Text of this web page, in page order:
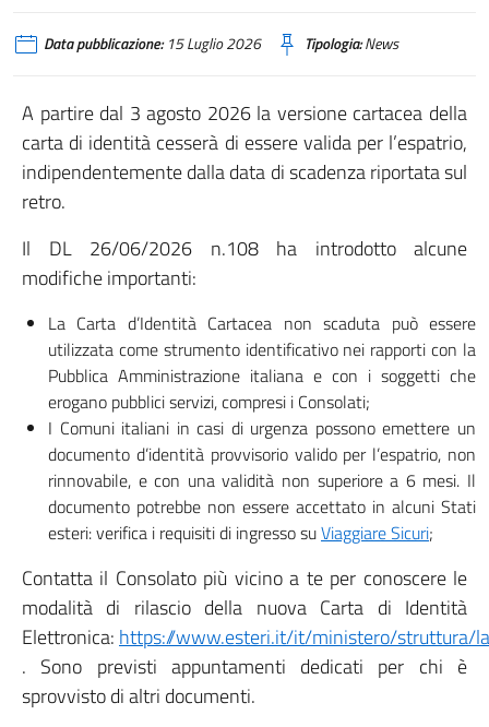
Data pubblicazione:15 Luglio 2026 Tipologia:News
A partire dal 3 agosto 2026 la versione cartacea della
carta di identità cesserà di essere valida per l’espatrio,
indipendentemente dalla data di scadenza riportata sul
retro.
Il DL 26/06/2026 n.108 ha introdotto alcune
modifiche importanti:
La Carta d’Identità Cartacea non scaduta può essere
utilizzata come strumento identificativo nei rapporti con la
Pubblica Amministrazione italiana e con i soggetti che
erogano pubblici servizi, compresi i Consolati;
I Comuni italiani in casi di urgenza possono emettere un
documento d’identità provvisorio valido per l’espatrio, non
rinnovabile, e con una validità non superiore a 6 mesi. Il
documento potrebbe non essere accettato in alcuni Stati
esteri: verifica i requisiti di ingresso suViaggiare Sicuri;
Contatta il Consolato più vicino a te per conoscere le
modalità di rilascio della nuova Carta di Identità
Elettronica: https://www.esteri.it/it/ministero/struttura/
. Sono previsti appuntamenti dedicati per chi è
sprovvisto di altri documenti.